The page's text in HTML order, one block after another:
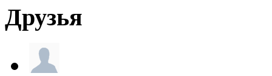
Друзья